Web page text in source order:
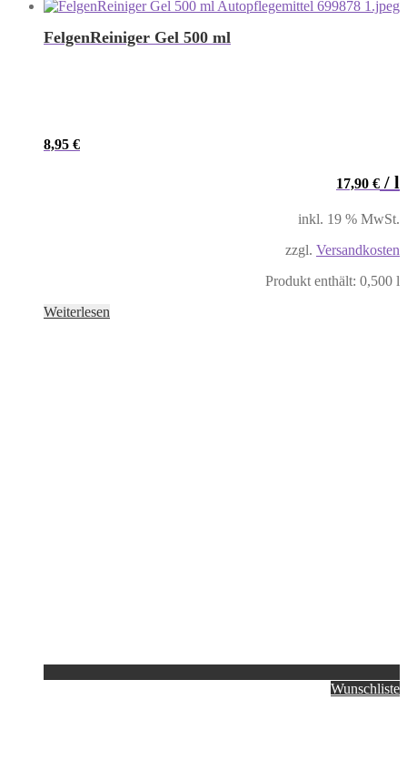
FelgenReiniger Gel 500 ml
8,95 €
17,90 € / l
inkl. 19 % MwSt.
zzgl. Versandkosten
Produkt enthält: 0,500 l
Weiterlesen
Wunschliste